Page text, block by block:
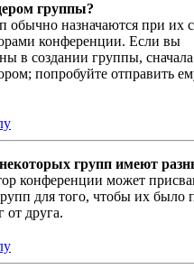
группы?
обычно назначаются при их
конференции. Если вы
в создании группы,
попробуйте отправить
групп имеют
конференции может
для того, чтобы их было
от друга.